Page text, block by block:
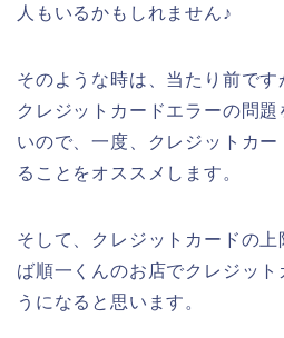
人もいるかもしれません♪
そのような時は、当たり前で
クレジットカードエラーの問
いので、一度、クレジットカ
ることをオススメします。
そして、クレジットカードの上
ば順一くんのお店でクレジット
うになると思います。